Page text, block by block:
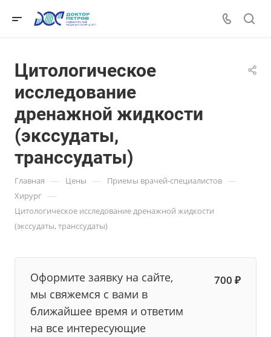
Цитологическое
исследование
дренажной жидкости
(экссудаты,
транссудаты)
Главная — Цены — Приемы врачей-специалистов —
Хирург —
Цитологическое исследование дренажной жидкости
(экссудаты, транссудаты)
Оформите заявку на сайте,
мы свяжемся с вами в
ближайшее время и ответим
на все интересующие
700 ₽